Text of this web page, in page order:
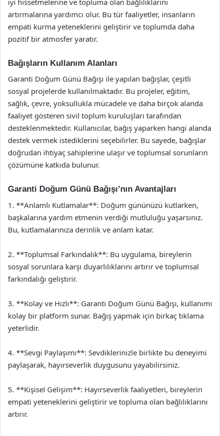
artırmalarına yardımcı olur. Bu tür faaliyetler, insanların
empati kurma yeteneklerini geliştirir ve toplumda daha
pozitif bir atmosfer yaratır.
Bağışların Kullanım Alanları
Garanti Doğum Günü Bağışı ile yapılan bağışlar, çeşitli
sosyal projelerde kullanılmaktadır. Bu projeler, eğitim,
sağlık, çevre, yoksullukla mücadele ve daha birçok alanda
faaliyet gösteren sivil toplum kuruluşları tarafından
desteklenmektedir. Kullanıcılar, bağış yaparken hangi alanda
destek vermek istediklerini seçebilirler. Bu sayede, bağışlar
doğrudan ihtiyaç sahiplerine ulaşır ve toplumsal sorunların
çözümüne katkıda bulunur.
Garanti Doğum Günü Bağışı’nın Avantajları
1. **Anlamlı Kutlamalar**: Doğum gününüzü kutlarken,
başkalarına yardım etmenin verdiği mutluluğu yaşarsınız.
Bu, kutlamalarınıza derinlik ve anlam katar.
2. **Toplumsal Farkındalık**: Bu uygulama, bireylerin
sosyal sorunlara karşı duyarlılıklarını artırır ve toplumsal
farkındalığı geliştirir.
3. **Kolay ve Hızlı**: Garanti Doğum Günü Bağışı, kullanımı
kolay bir platform sunar. Bağış yapmak için birkaç tıklama
yeterlidir.
4. **Sevgi Paylaşımı**: Sevdiklerinizle birlikte bu deneyimi
paylaşarak, hayırseverlik duygusunu yayabilirsiniz.
5. **Kişisel Gelişim**: Hayırseverlik faaliyetleri, bireylerin
empati yeteneklerini geliştirir ve topluma olan bağlılıklarını
artırır.